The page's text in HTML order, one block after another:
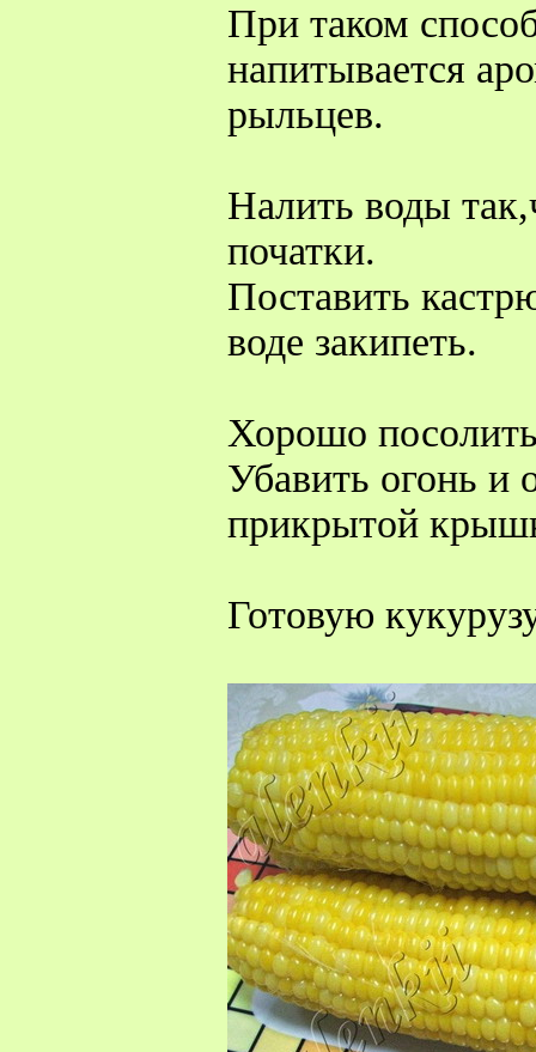
При таком
напитывается
рыльцев.
Налить воды
початки.
Поставить
воде закипеть.
Хорошо
Убавить огонь и
прикрытой
Готовую